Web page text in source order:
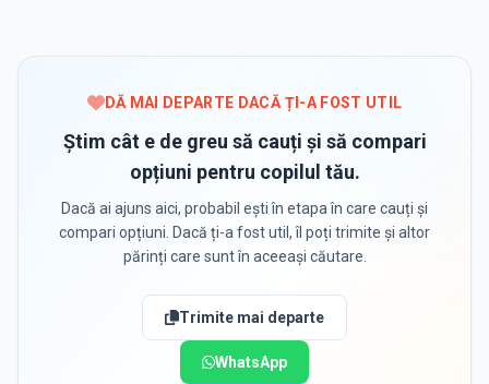
DĂ MAI DEPARTE DACĂ ȚI-A FOST UTIL
Știm cât e de greu să cauți și să compari
opțiuni pentru copilul tău.
Dacă ai ajuns aici, probabil ești în etapa în care cauți și
compari opțiuni. Dacă ți-a fost util, îl poți trimite și altor
părinți care sunt în aceeași căutare.
Trimite mai departe
WhatsApp